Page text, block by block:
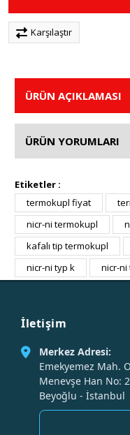
Karşılaştır
ÜRÜN AÇIKLAMASI
ÜRÜN YORUMLARI
Etiketler :
termokupl fiyat
nicr-ni termokupl
kafalı tip termokupl
nicr-ni typ k
nicr-ni
İletişim
Merkez Adresi:
Emekyemez Mah.
Menevşe Han No:
Beyoğlu - İstanbul